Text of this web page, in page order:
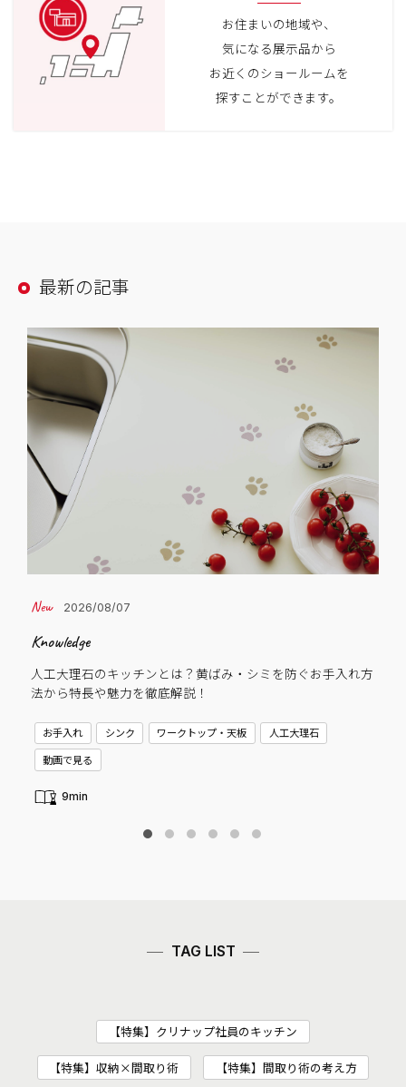
お住まいの地域や、
気になる展示品から
お近くのショールームを
探すことができます。
最新の記事
2026/08/07
Knowledge
人工大理石のキッチンとは？黄ばみ・シミを防ぐお手入れ方
法から特長や魅力を徹底解説！
お手入れ シンク ワークトップ・天板
人工大理石
動画で見る
9min
TAG LIST
【特集】クリナップ社員のキッチン
【特集】収納×間取り術 【特集】間取り術の考え方